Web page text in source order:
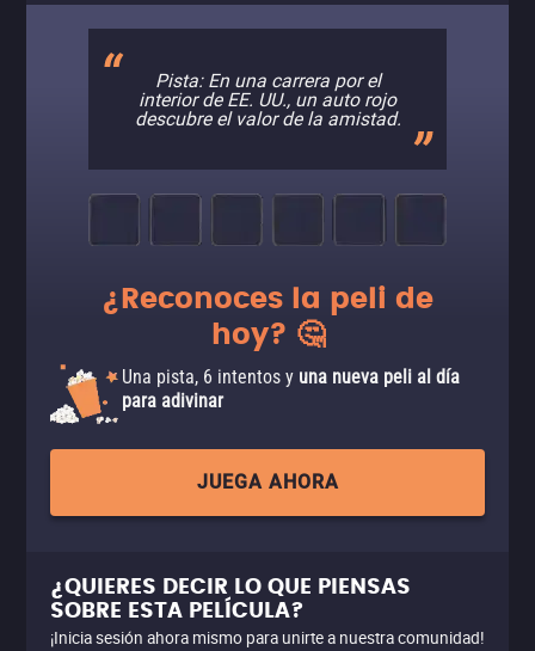
Pista: En una carrera por el
interior de EE. UU., un auto rojo
descubre el valor de la amistad.
¿Reconoces la peli de
hoy? 🤔
Una pista, 6 intentos y una nueva peli al día
para adivinar
JUEGA AHORA
¿QUIERES DECIR LO QUE PIENSAS
SOBRE ESTA PELÍCULA?
¡Inicia sesión ahora mismo para unirte a nuestra comunidad!